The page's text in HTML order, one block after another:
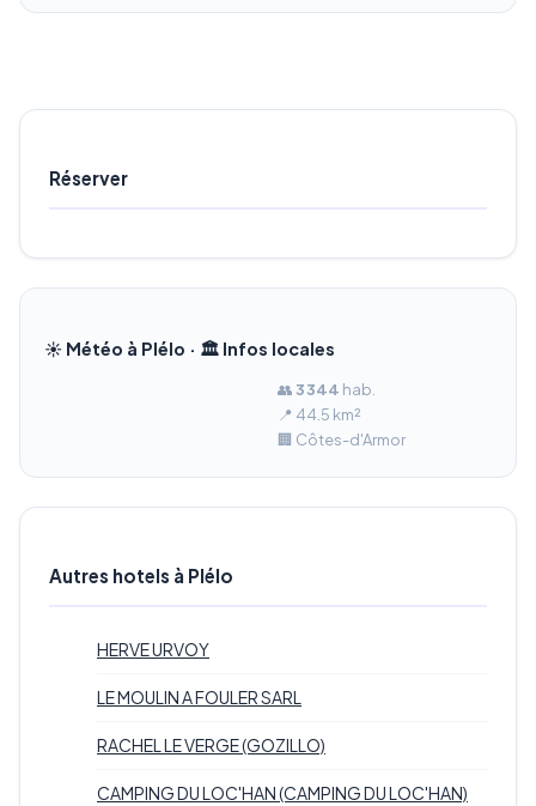
Réserver
☀️ Météo à Plélo · 🏛️ Infos locales
👥 3 344 hab.
📍 44.5 km²
🏢 Côtes-d'Armor
Autres hotels à Plélo
HERVE URVOY
LE MOULIN A FOULER SARL
RACHEL LE VERGE (GOZILLO)
CAMPING DU LOC'HAN (CAMPING DU LOC'HAN)